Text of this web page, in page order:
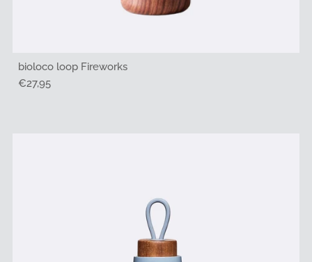
bioloco loop Fireworks
Regulärer
€27,95